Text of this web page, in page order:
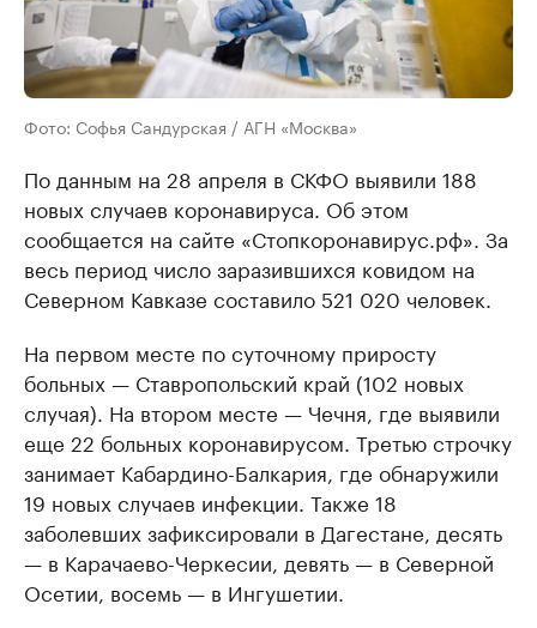
Фото: Софья Сандурская / АГН «Москва»
По данным на 28 апреля в СКФО выявили 188
новых случаев коронавируса. Об этом
сообщается на сайте «Стопкоронавирус.рф». За
весь период число заразившихся ковидом на
Северном Кавказе составило 521 020 человек.
На первом месте по суточному приросту
больных — Ставропольский край (102 новых
случая). На втором месте — Чечня, где выявили
еще 22 больных коронавирусом. Третью строчку
занимает Кабардино-Балкария, где обнаружили
19 новых случаев инфекции. Также 18
заболевших зафиксировали в Дагестане, десять
— в Карачаево-Черкесии, девять — в Северной
Осетии, восемь — в Ингушетии.